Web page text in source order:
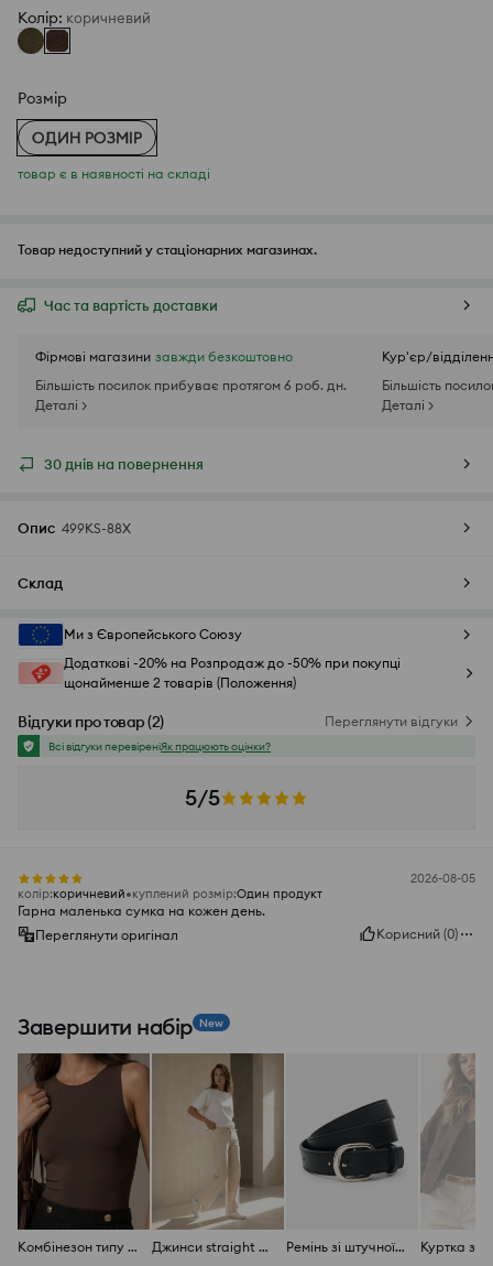
Колір: коричневий
Розмір
ОДИН РОЗМІР
товар є в наявності на складі
Товар недоступний у стаціонарних магазинах.
Час та вартість доставки
Фірмові магазини завжди безкоштовно
Більшість посилок прибуває протягом 6 роб. дн.
Деталі >
Кур'єр/
Більшість
Деталі >
30 днів на повернення
Опис 499KS-88X
Склад
Ми з Європейського Союзу
Додаткові -20% на Розпродаж до -50% при покупці
щонайменше 2 товарів (Положення)
Відгуки про товар(2) Переглянути відгуки
Всі відгуки перевіреніЯк працюють оцінки?
5/5
2026-08-05
колір:коричневий куплений розмір:Один продукт
Гарна маленька сумка на кожен день.
Переглянути оригінал
Корисний (0)
Завершити набір New
Комбінезон типу боді дівчачий Джинси straight wide leg з високою талією Ремінь зі штучної шкіри з металевою пряжкою